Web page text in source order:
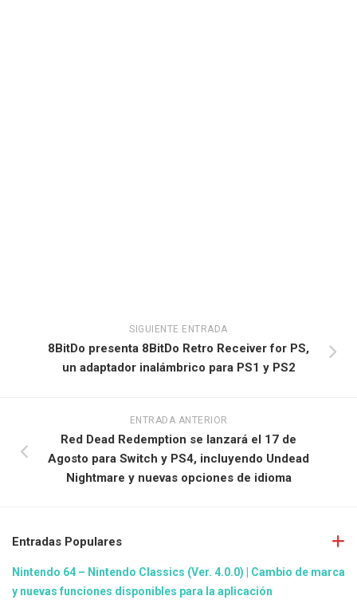
SIGUIENTE ENTRADA
8BitDo presenta 8BitDo Retro Receiver for PS,
un adaptador inalámbrico para PS1 y PS2
ENTRADA ANTERIOR
Red Dead Redemption se lanzará el 17 de
Agosto para Switch y PS4, incluyendo Undead
Nightmare y nuevas opciones de idioma
Entradas Populares
Nintendo 64 – Nintendo Classics (Ver. 4.0.0) | Cambio de marca
y nuevas funciones disponibles para la aplicación